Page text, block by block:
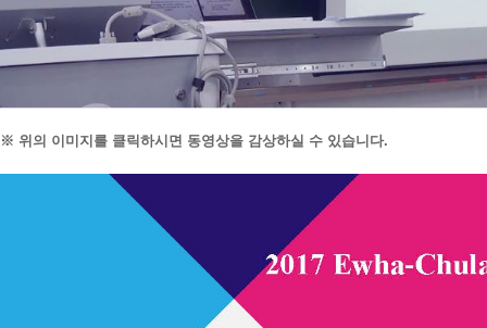
※ 위의 이미지를 클릭하시면 동영상을 감상하실 수 있습니다.